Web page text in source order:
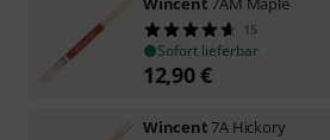
15
Sofort lieferbar
12,90€
Wincent7A Hickory